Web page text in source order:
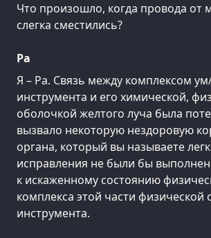
Что произошло, когда провода от
слегка сместились?
Ра
Я – Ра. Связь между комплексом
инструмента и его химической,
оболочкой желтого луча была
вызвало некоторую нездоровую
органа, который вы называете
исправления не были бы
к искаженному состоянию
комплекса этой части физической
инструмента.